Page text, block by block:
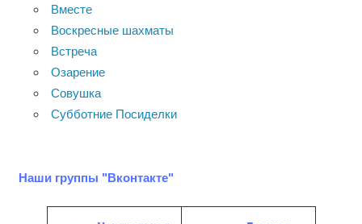
Вместе
Воскресные шахматы
Встреча
Озарение
Совушка
Субботние Посиделки
Наши группы "Вконтакте"